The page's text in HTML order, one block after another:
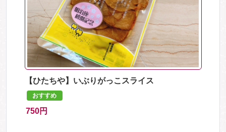
【ひたちや】いぶりがっこスライス
おすすめ
750円